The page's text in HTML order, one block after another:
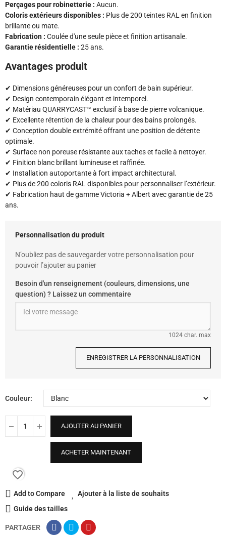
Perçages pour robinetterie : Aucun.
Coloris extérieurs disponibles : Plus de 200 teintes RAL en finition
brillante ou mate.
Fabrication : Coulée d'une seule pièce et finition artisanale.
Garantie résidentielle : 25 ans.
Avantages produit
✔ Dimensions généreuses pour un confort de bain supérieur.
✔ Design contemporain élégant et intemporel.
✔ Matériau QUARRYCAST™ exclusif à base de pierre volcanique.
✔ Excellente rétention de la chaleur pour des bains prolongés.
✔ Conception double extrémité offrant une position de détente
optimale.
✔ Surface non poreuse résistante aux taches et facile à nettoyer.
✔ Finition blanc brillant lumineuse et raffinée.
✔ Installation autoportante à fort impact architectural.
✔ Plus de 200 coloris RAL disponibles pour personnaliser l’extérieur.
✔ Fabrication haut de gamme Victoria + Albert avec garantie de 25
ans.
Personnalisation du produit
N’oubliez pas de sauvegarder votre personnalisation pour
pouvoir l’ajouter au panier
Besoin d'un renseignement (couleurs, dimensions, une
question) ? Laissez un commentaire
1024 char. max
ENREGISTRER LA PERSONNALISATION
Couleur
AJOUTER AU PANIER
ACHETER MAINTENANT
favorite_border
Add to Compare
Ajouter à la liste de souhaits
Guide des tailles
PARTAGER